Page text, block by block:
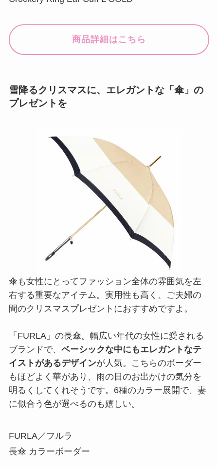
商品詳細はこちら
雪降るクリスマスに、エレガントな「傘」の
プレゼントを
傘も女性にとってファッション全体の雰囲気を左
右する重要なアイテム。実用性も高く、ご夫婦の
間のクリスマスプレゼントにおすすめですよ。
「FURLA」の長傘。幅広い年代の女性に愛される
ブランドで、 ベーシックな中にもエレガントなテ
イストがあるデザインが人気。こちらのボーダー
もほどよく華があり、雨の日のお出かけの気分を
明るくしてくれそうです。6種のカラー展開で、妻
に似合う色が選べるのも嬉しい。
FURLA／フルラ
長傘 カラーボーダー